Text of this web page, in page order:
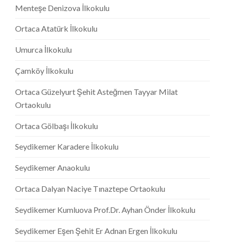
Menteşe Denizova İlkokulu
Ortaca Atatürk İlkokulu
Umurca İlkokulu
Çamköy İlkokulu
Ortaca Güzelyurt Şehit Asteğmen Tayyar Milat
Ortaokulu
Ortaca Gölbaşı İlkokulu
Seydikemer Karadere İlkokulu
Seydikemer Anaokulu
Ortaca Dalyan Naciye Tınaztepe Ortaokulu
Seydikemer Kumluova Prof.Dr. Ayhan Önder İlkokulu
Seydikemer Eşen Şehit Er Adnan Ergen İlkokulu